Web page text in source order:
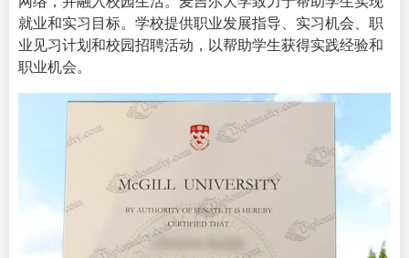
就业和实习目标。学校提供职业发展指导、实习机会、职
业见习计划和校园招聘活动，以帮助学生获得实践经验和
职业机会。